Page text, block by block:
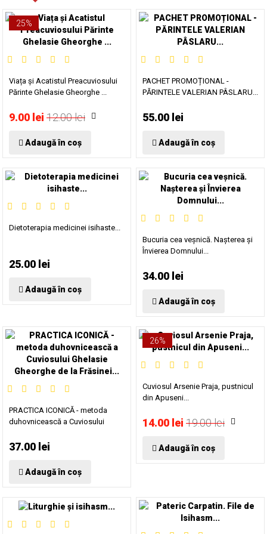
25%
Viața și Acatistul Preacuviosului
Părinte Ghelasie Gheorghe ...
9.00 lei 12.00 lei
Adaugă în coș
PACHET PROMOȚIONAL -
PĂRINTELE VALERIAN PÂSLARU...
55.00 lei
Adaugă în coș
Dietoterapia medicinei isihaste...
25.00 lei
Adaugă în coș
Bucuria cea veșnică. Nașterea și
Învierea Domnului...
34.00 lei
Adaugă în coș
PRACTICA ICONICĂ - metoda
duhovnicească a Cuviosului
Frăsinei...
37.00 lei
Adaugă în coș
26%
Cuviosul Arsenie Praja, pustnicul
din Apuseni...
14.00 lei 19.00 lei
Adaugă în coș